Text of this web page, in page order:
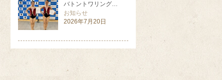
バトントワリング…
お知らせ
2026年7月20日